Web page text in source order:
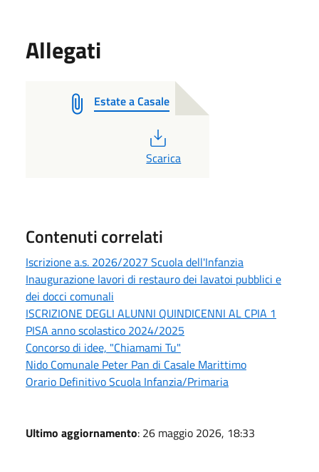
Allegati
Estate a Casale
PDF
Scarica
Contenuti correlati
Iscrizione a.s. 2026/2027 Scuola dell'Infanzia
Inaugurazione lavori di restauro dei lavatoi pubblici e
dei docci comunali
ISCRIZIONE DEGLI ALUNNI QUINDICENNI AL CPIA 1
PISA anno scolastico 2024/2025
Concorso di idee, "Chiamami Tu"
Nido Comunale Peter Pan di Casale Marittimo
Orario Definitivo Scuola Infanzia/Primaria
Ultimo aggiornamento: 26 maggio 2026, 18:33